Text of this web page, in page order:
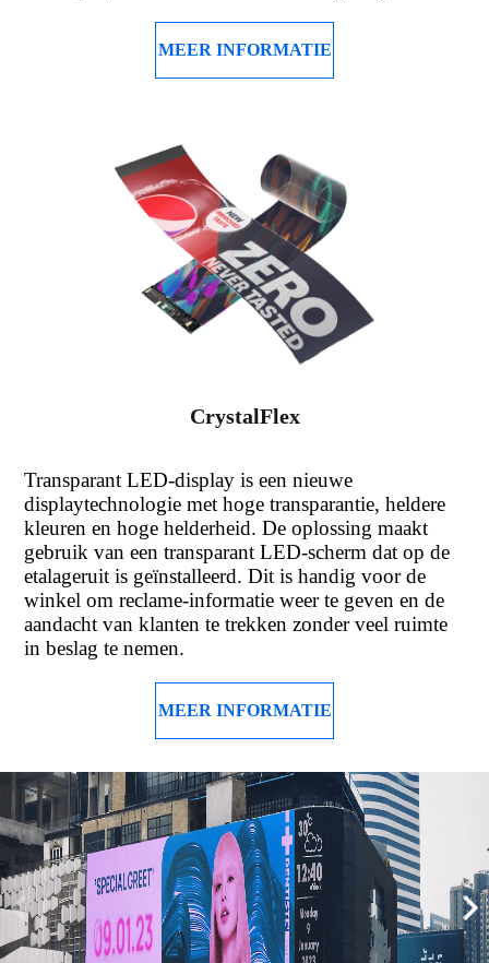
MEER INFORMATIE
CrystalFlex
Transparant LED-display is een nieuwe
displaytechnologie met hoge transparantie, heldere
kleuren en hoge helderheid. De oplossing maakt
gebruik van een transparant LED-scherm dat op de
etalageruit is geïnstalleerd. Dit is handig voor de
winkel om reclame-informatie weer te geven en de
aandacht van klanten te trekken zonder veel ruimte
in beslag te nemen.
MEER INFORMATIE